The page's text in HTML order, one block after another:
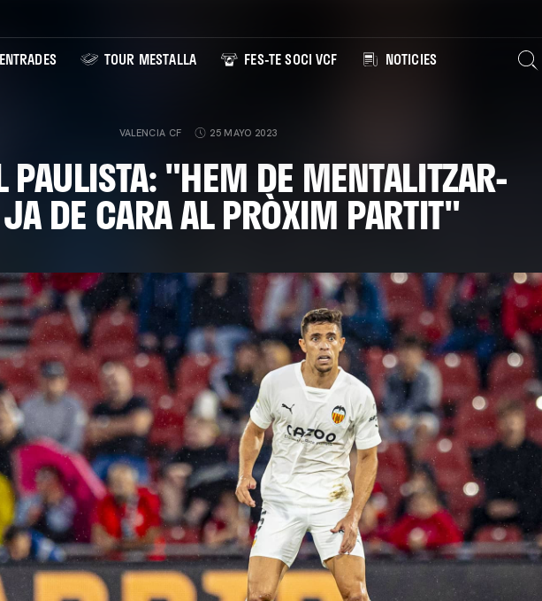
ENTRADES TOUR MESTALLA FES-TE SOCI VCF NOTICIES
VALENCIA CF 25 MAYO 2023
PAULISTA: "HEM DE MENTALITZAR-
DE CARA AL PRÒXIM PARTIT"